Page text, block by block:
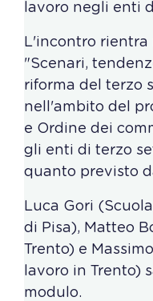
lavoro negli enti
L'incontro rientra
"Scenari,
riforma del terzo
nell'ambito del
e Ordine dei
gli enti di terzo
quanto previsto
Luca Gori
di Pisa), Matteo
Trento) e
lavoro in Trento)
modulo.